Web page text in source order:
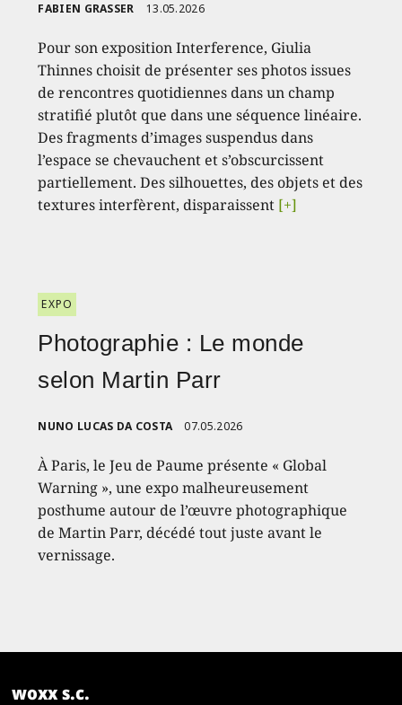
FABIEN GRASSER 13.05.2026
Pour son exposition Interference, Giulia
Thinnes choisit de présenter ses photos issues
de rencontres quotidiennes dans un champ
stratifié plutôt que dans une séquence linéaire.
Des fragments d’images suspendus dans
l’espace se chevauchent et s’obscurcissent
partiellement. Des silhouettes, des objets et des
textures interfèrent, disparaissent [+]
EXPO
Photographie : Le monde
selon Martin Parr
NUNO LUCAS DA COSTA 07.05.2026
À Paris, le Jeu de Paume présente « Global
Warning », une expo malheureusement
posthume autour de l’œuvre photographique
de Martin Parr, décédé tout juste avant le
vernissage.
woxx s.c.